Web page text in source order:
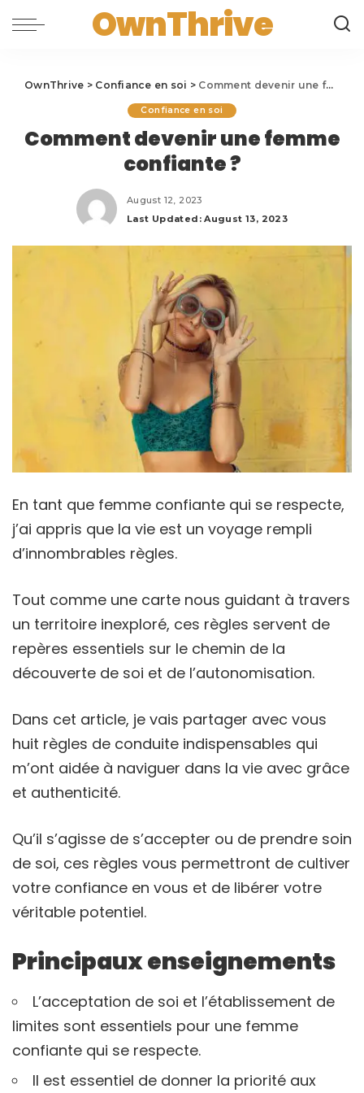
OwnThrive
OwnThrive > Confiance en soi > Comment devenir une femme confiante ?
Confiance en soi
Comment devenir une femme
confiante ?
August 12, 2023
Last Updated: August 13, 2023
En tant que femme confiante qui se respecte,
j’ai appris que la vie est un voyage rempli
d’innombrables règles.
Tout comme une carte nous guidant à travers
un territoire inexploré, ces règles servent de
repères essentiels sur le chemin de la
découverte de soi et de l’autonomisation.
Dans cet article, je vais partager avec vous
huit règles de conduite indispensables qui
m’ont aidée à naviguer dans la vie avec grâce
et authenticité.
Qu’il s’agisse de s’accepter ou de prendre soin
de soi, ces règles vous permettront de cultiver
votre confiance en vous et de libérer votre
véritable potentiel.
Principaux enseignements
L’acceptation de soi et l’établissement de
limites sont essentiels pour une femme
confiante qui se respecte.
Il est essentiel de donner la priorité aux